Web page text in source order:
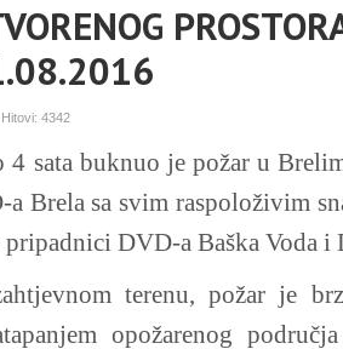
Hitovi: 4342
4 sata buknuo je požar u
Brela sa svim raspoloživim
DVD-a Baška Voda i
terenu, požar je
opožarenog